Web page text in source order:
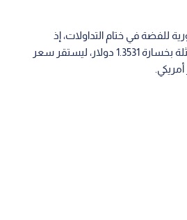
للفضة في ختام التداولات، إذ
انخفضت بنسبة 2.29% ممثلة بخسارة 1.3531 دولار، ليستقر سعر